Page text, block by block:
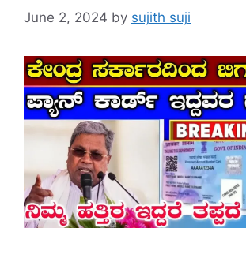
June 2, 2024 by sujith suji